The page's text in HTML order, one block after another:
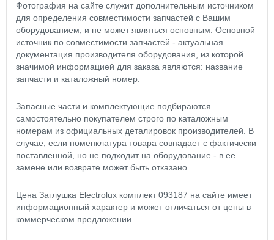
Фотография на сайте служит дополнительным источником
для определения совместимости запчастей с Вашим
оборудованием, и не может являться основным. Основной
источник по совместимости запчастей - актуальная
документация производителя оборудования, из которой
значимой информацией для заказа являются: название
запчасти и каталожный номер.
Запасные части и комплектующие подбираются
самостоятельно покупателем строго по каталожным
номерам из официальных деталировок производителей. В
случае, если номенклатура товара совпадает с фактически
поставленной, но не подходит на оборудование - в ее
замене или возврате может быть отказано.
Цена Заглушка Electrolux комплект 093187 на сайте имеет
информационный характер и может отличаться от цены в
коммерческом предложении.